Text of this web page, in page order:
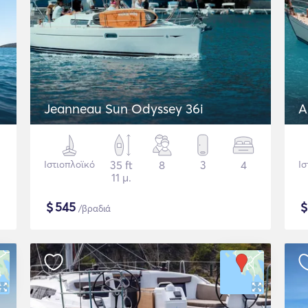
Jeanneau Sun Odyssey 36i
Ιστιοπλοϊκό
35 ft
11 μ.
8 3 4
$545 /βραδιά